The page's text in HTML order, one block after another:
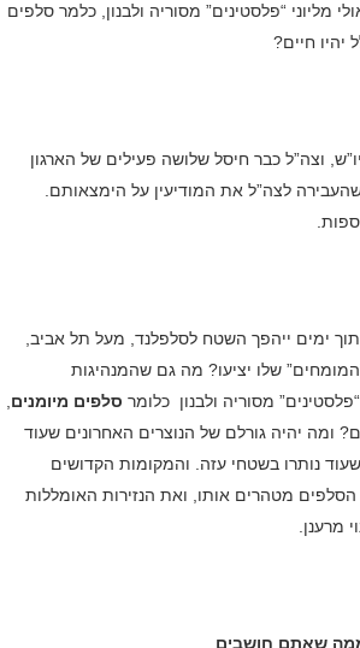
מליוני “פלסטינים” מסוריה ולבנון, כלמר סלפים
חיים?
וצה”ל כבר חיסל שלושה פעילים של הארגון
לצה”ל את המודיעין על הימצאותם.
ימים ייהפך השטח לסלפלנד, מעל תל אביב,
שלו יציעו? מה גם שהמנהיגות
מסוריה ולבנון כלומר סלפים מיומנים
ומה יהיה גורלם של הנוצרים האחרונים שעוד
נותרו בשטחי עזה. והמקומות הקדושים
מטהרים אותו, ואת הנזירות האומללות
מרענן
שאתם חושבים